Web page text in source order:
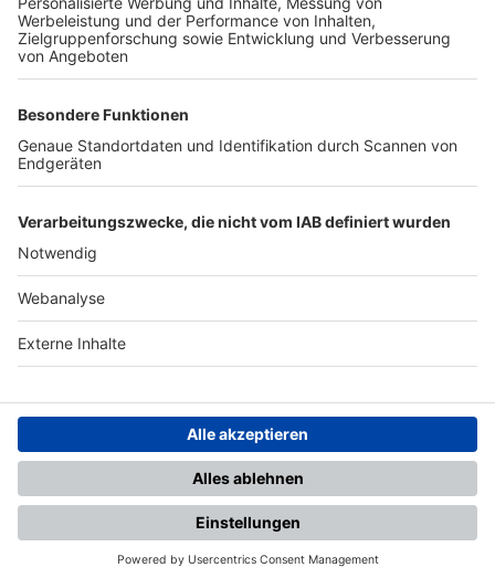
TOP-PARTNER
Nutzungsbedingungen Datenschutz Impressum